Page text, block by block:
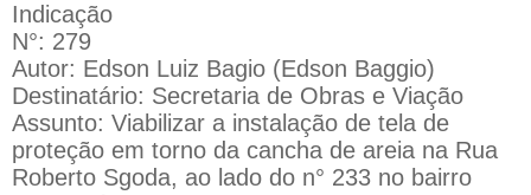
Indicação
N°: 279
Autor: Edson Luiz Bagio (Edson Baggio)
Destinatário: Secretaria de Obras e Viação
Assunto: Viabilizar a instalação de tela de
proteção em torno da cancha de areia na Rua
Roberto Sgoda, ao lado do n° 233 no bairro